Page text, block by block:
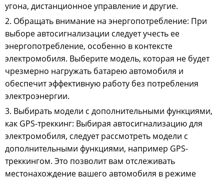
угона, дистанционное управление и другие.
2. Обращать внимание на энергопотребление: При
выборе автосигнализации следует учесть ее
энергопотребление, особенно в контексте
электромобиля. Выберите модель, которая не будет
чрезмерно нагружать батарею автомобиля и
обеспечит эффективную работу без потребления
электроэнергии.
3. Выбирать модели с дополнительными функциями,
как GPS-треккинг: Выбирая автосигнализацию для
электромобиля, следует рассмотреть модели с
дополнительными функциями, например GPS-
треккингом. Это позволит вам отслеживать
местонахождение вашего автомобиля в режиме